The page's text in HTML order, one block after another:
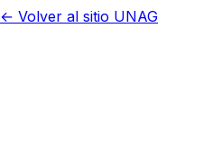
← Volver al sitio UNAG